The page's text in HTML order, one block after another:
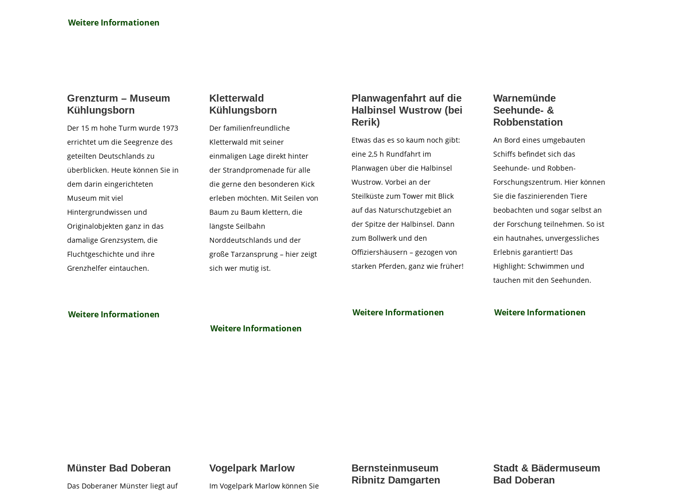
Weitere Informationen
Grenzturm – Museum
Kühlungsborn
Der 15 m hohe Turm wurde 1973
errichtet um die Seegrenze des
geteilten Deutschlands zu
überblicken. Heute können Sie in
dem darin eingerichteten
Museum mit viel
Hintergrundwissen und
Originalobjekten ganz in das
damalige Grenzsystem, die
Fluchtgeschichte und ihre
Grenzhelfer eintauchen.
Weitere Informationen
Kletterwald
Kühlungsborn
Der familienfreundliche
Kletterwald mit seiner
einmaligen Lage direkt hinter
der Strandpromenade für alle
die gerne den besonderen Kick
erleben möchten. Mit Seilen von
Baum zu Baum klettern, die
längste Seilbahn
Norddeutschlands und der
große Tarzansprung – hier zeigt
sich wer mutig ist.
Weitere Informationen
Planwagenfahrt auf die
Halbinsel Wustrow (bei
Rerik)
Etwas das es so kaum noch gibt:
eine 2,5 h Rundfahrt im
Planwagen über die Halbinsel
Wustrow. Vorbei an der
Steilküste zum Tower mit Blick
auf das Naturschutzgebiet an
der Spitze der Halbinsel. Dann
zum Bollwerk und den
Offiziershäusern – gezogen von
starken Pferden, ganz wie früher!
Weitere Informationen
Warnemünde
Seehunde- &
Robbenstation
An Bord eines umgebauten
Schiffs befindet sich das
Seehunde- und Robben-
Forschungszentrum. Hier können
Sie die faszinierenden Tiere
beobachten und sogar selbst an
der Forschung teilnehmen. So ist
ein hautnahes, unvergessliches
Erlebnis garantiert! Das
Highlight: Schwimmen und
tauchen mit den Seehunden.
Weitere Informationen
Münster Bad Doberan
Das Doberaner Münster liegt auf
Vogelpark Marlow
Im Vogelpark Marlow können Sie
Bernsteinmuseum
Ribnitz Damgarten
Stadt & Bädermuseum
Bad Doberan